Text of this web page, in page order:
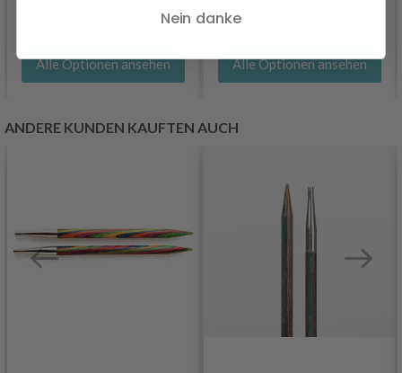
Alle Optionen ansehen Alle Optionen ansehen
ANDERE KUNDEN KAUFTEN AUCH
Nein danke